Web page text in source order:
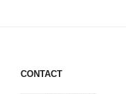
CONTACT